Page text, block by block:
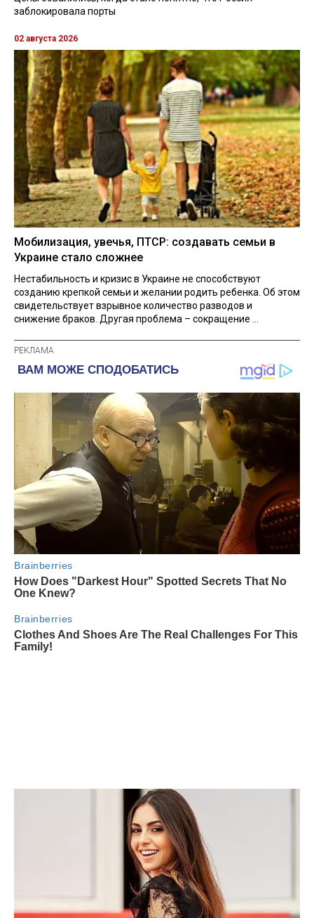
заблокировала порты
02 августа 2026
Мобилизация, увечья, ПТСР: создавать семьи в
Украине стало сложнее
Нестабильность и кризис в Украине не способствуют
созданию крепкой семьи и желании родить ребенка. Об этом
свидетельствует взрывное количество разводов и
снижение браков. Другая проблема – сокращение ...